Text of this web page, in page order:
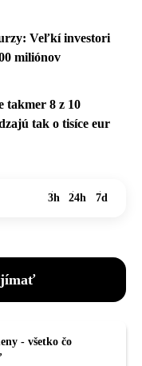
Veľkí investori
miliónov
takmer 8 z 10
tak o tisíce eur
3h 24h 7d
- všetko čo